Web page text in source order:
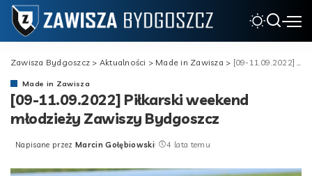
Zawisza Bydgoszcz > Aktualności > Made in Zawisza > [09-11.09.2022] Piłkarski weekend młodzieży Zawiszy Bydgoszcz
Made in Zawisza
[09-11.09.2022] Piłkarski weekend
młodzieży Zawiszy Bydgoszcz
Posted
Napisane przez Marcin Gołębiowski 4 lata temu